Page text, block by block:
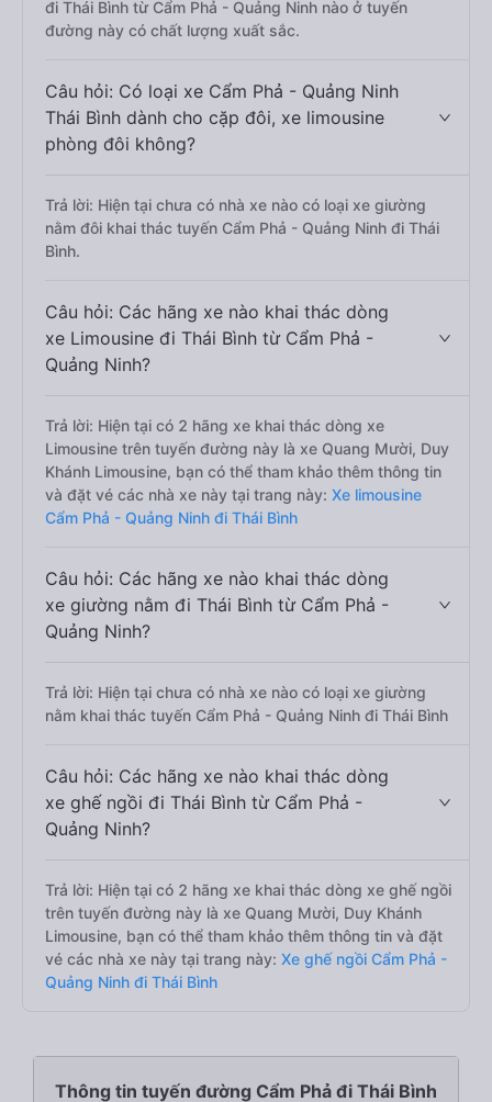
đi Thái Bình từ Cẩm Phả - Quảng Ninh nào ở tuyến
đường này có chất lượng xuất sắc.
Câu hỏi: Có loại xe Cẩm Phả - Quảng Ninh
Thái Bình dành cho cặp đôi, xe limousine
phòng đôi không?
Trả lời: Hiện tại chưa có nhà xe nào có loại xe giường
nằm đôi khai thác tuyến Cẩm Phả - Quảng Ninh đi Thái
Bình.
Câu hỏi: Các hãng xe nào khai thác dòng
xe Limousine đi Thái Bình từ Cẩm Phả -
Quảng Ninh?
Trả lời: Hiện tại có 2 hãng xe khai thác dòng xe
Limousine trên tuyến đường này là xe Quang Mười, Duy
Khánh Limousine, bạn có thể tham khảo thêm thông tin
và đặt vé các nhà xe này tại trang này: Xe limousine
Cẩm Phả - Quảng Ninh đi Thái Bình
Câu hỏi: Các hãng xe nào khai thác dòng
xe giường nằm đi Thái Bình từ Cẩm Phả -
Quảng Ninh?
Trả lời: Hiện tại chưa có nhà xe nào có loại xe giường
nằm khai thác tuyến Cẩm Phả - Quảng Ninh đi Thái Bình
Câu hỏi: Các hãng xe nào khai thác dòng
xe ghế ngồi đi Thái Bình từ Cẩm Phả -
Quảng Ninh?
Trả lời: Hiện tại có 2 hãng xe khai thác dòng xe ghế ngồi
trên tuyến đường này là xe Quang Mười, Duy Khánh
Limousine, bạn có thể tham khảo thêm thông tin và đặt
vé các nhà xe này tại trang này: Xe ghế ngồi Cẩm Phả -
Quảng Ninh đi Thái Bình
Thông tin tuyến đường Cẩm Phả đi Thái Bình